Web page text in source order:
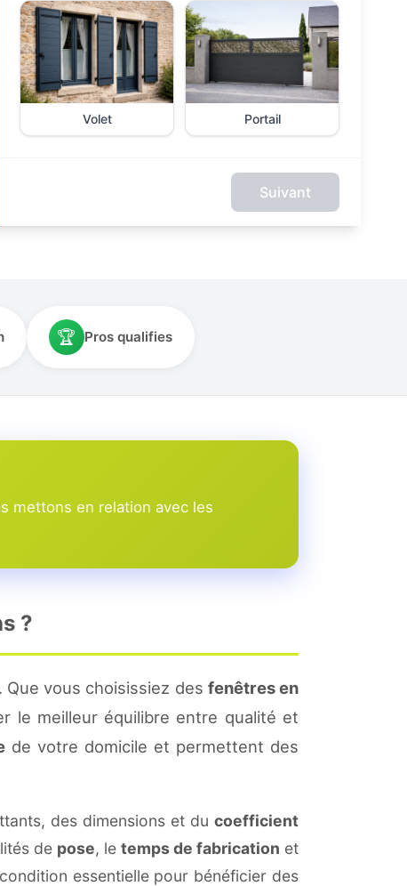
Volet Portail
Suivant
🏆 Pros qualifies
mettons en relation avec les
?
vous choisissiez des fenêtres en
le meilleur équilibre entre qualité et
de votre domicile et permettent des
des dimensions et ducoefficient
de pose, le temps de fabrication et
essentielle pour bénéficier des